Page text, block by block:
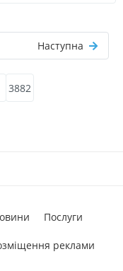
Наступна
3882
Послуги
реклами